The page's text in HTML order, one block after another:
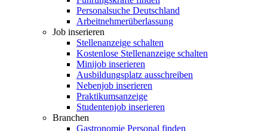
Personalsuche Deutschland
Arbeitnehmerüberlassung
Job inserieren
Stellenanzeige schalten
Kostenlose Stellenanzeige schalten
Minijob inserieren
Ausbildungsplatz ausschreiben
Nebenjob inserieren
Praktikumsanzeige
Studentenjob inserieren
Branchen
Gastronomie Personal finden